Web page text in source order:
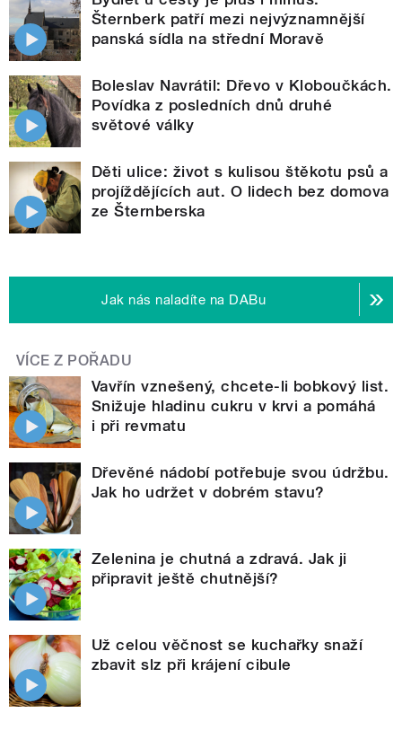
Šternberk patří mezi nejvýznamnější
panská sídla na střední Moravě
Boleslav Navrátil: Dřevo v Kloboučkách.
Povídka z posledních dnů druhé
světové války
Děti ulice: život s kulisou štěkotu psů a
projíždějících aut. O lidech bez domova
ze Šternberska
Jak nás naladíte na DABu
VÍCE Z POŘADU
Vavřín vznešený, chcete-li bobkový list.
Snižuje hladinu cukru v krvi a pomáhá
i při revmatu
Dřevěné nádobí potřebuje svou údržbu.
Jak ho udržet v dobrém stavu?
Zelenina je chutná a zdravá. Jak ji
připravit ještě chutnější?
Už celou věčnost se kuchařky snaží
zbavit slz při krájení cibule